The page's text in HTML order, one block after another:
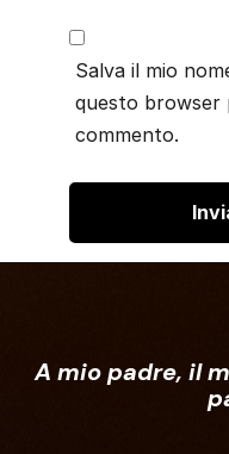
Salva il mio
questo browser
commento.
A mio padre, il